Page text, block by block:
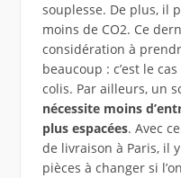
souplesse. De plus, il
moins de CO2. Ce
considération à
beaucoup : c’est le
colis. Par ailleurs, un
nécessite moins
plus espacées. Avec
de livraison à Paris, il
pièces à changer si